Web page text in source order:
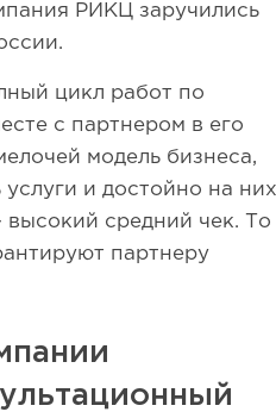
РИКЦ заручились
цикл работ по
с партнером в его
модель бизнеса,
и достойно на них
высокий средний чек. То
партнеру